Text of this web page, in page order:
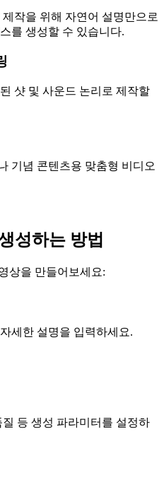
작을 위해 자연어 설명만으로
를 생성할 수 있습니다.
샷 및 사운드 논리로 제작할
기념 콘텐츠용 맞춤형 비디오
성하는 방법
상을 만들어보세요:
세한 설명을 입력하세요.
등 생성 파라미터를 설정하